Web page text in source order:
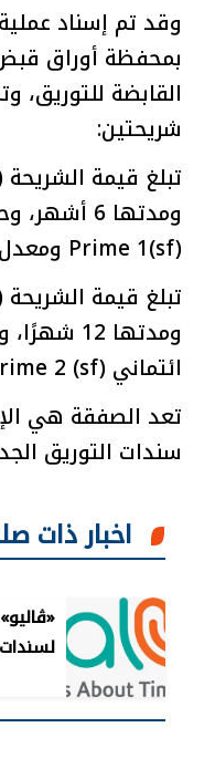
وقد تم إسناد
بمحفظة أوراق
القابضة للتوريق،
شريحتين:
ومدتها 6
Prime 1(sf) ومعدل فائدة ثابتة.
ومدتها
ائتماني Prime 2 (sf)، ومعدل فائدة ثابتة.
تعد الصفقة هي
سندات التوريق الجديد
اخبار ذات
لسندات